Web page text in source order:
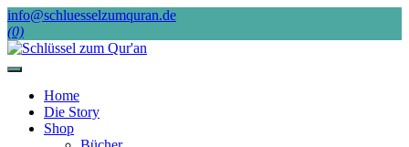
Skip
to
content
info@schluesselzumquran.de
(0)
Home
Die Story
Shop